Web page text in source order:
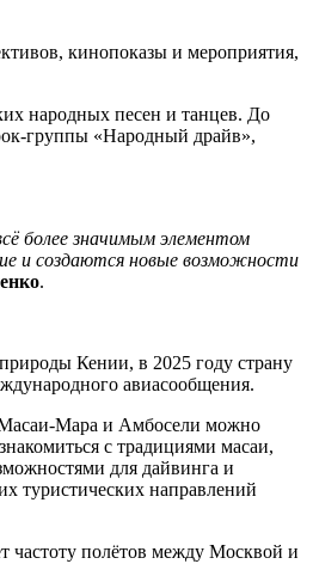
кинопоказы и мероприятия,
народных песен и танцев. До
группы «Народный драйв»,
более значимым элементом
и создаются новые возможности
.
Кении, в 2025 году страну
авиасообщения.
Масаи-Мара и Амбосели можно
с традициями масаи,
для дайвинга и
туристических направлений
частоту полётов между Москвой и